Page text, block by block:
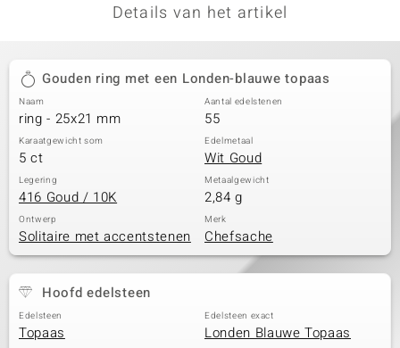
Details van het artikel
Gouden ring met een Londen-blauwe topaas
Naam
ring - 25x21 mm
Aantal edelstenen
55
Karaatgewicht som
5 ct
Edelmetaal
Wit Goud
Legering
416 Goud / 10K
Metaalgewicht
2,84 g
Ontwerp
Solitaire met accentstenen
Merk
Chefsache
Hoofd edelsteen
Edelsteen
Topaas
Edelsteen exact
Londen Blauwe Topaas